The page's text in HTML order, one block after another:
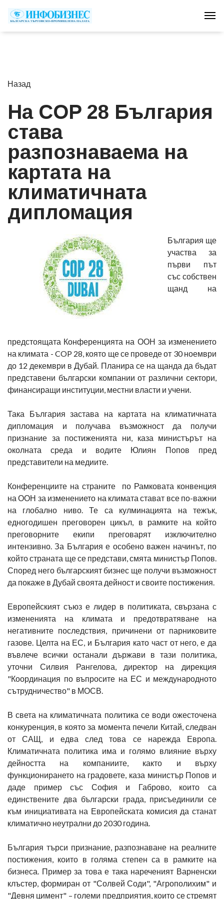
Назад
На COP 28 България
става
разпознаваема на
картата на
климатичната
дипломация
България ще
участва за
първи път
със собствен
щанд на
предстоящата Конференцията на ООН за изменението
на климата - COP 28, която ще се проведе от 30 ноември
до 12 декември в Дубай. Планира се на щанда да бъдат
представени български компании от различни сектори,
финансиращи институции, местни власти и учени.
Така България застава на картата на климатичната
дипломация и получава възможност да получи
признание за постиженията ни, каза министърът на
околната среда и водите Юлиян Попов пред
представители на медиите.
Конференциите на страните по Рамковата конвенция
на ООН за изменението на климата стават все по-важни
на глобално ниво. Те са кулминацията на тежък,
едногодишен преговорен цикъл, в рамките на който
преговорните екипи преговарят изключително
интензивно. За България е особено важен начинът, по
който страната ще се представи, смята министър Попов.
Според него българският бизнес ще получи възможност
да покаже в Дубай своята дейност и своите постижения.
Европейският съюз е лидер в политиката, свързана с
измененията на климата и предотвратяване на
негативните последствия, причинени от парниковите
газове. Целта на ЕС, и България като част от него, е да
въвлече всички останали държави в тази политика,
уточни Силвия Рангелова, директор на дирекция
"Координация по въпросите на ЕС и международното
сътрудничество" в МОСВ.
В света на климатичната политика се води ожесточена
конкуренция, в която за момента печели Китай, следван
от САЩ, и едва след това се нарежда Европа.
Климатичната политика има и голямо влияние върху
дейността на компаниите, както и върху
функционирането на градовете, каза министър Попов и
даде пример със София и Габрово, които са
единствените два български града, присъединили се
към инициативата на Европейската комисия да станат
климатично неутрални до 2030 година.
България търси признание, разпознаване на реалните
постижения, които в голяма степен са в рамките на
бизнеса. Пример за това е така нареченият Варненски
клъстер, формиран от "Солвей Соди", "Агрополихим" и
"Девня цимент" – големи предприятия, които се стремят